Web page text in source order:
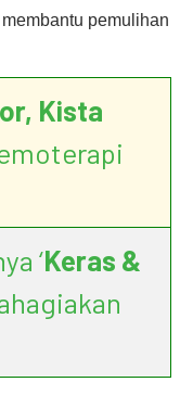
pemulihan
Kista
‘Keras &